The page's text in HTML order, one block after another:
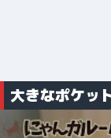
大きなポケッ